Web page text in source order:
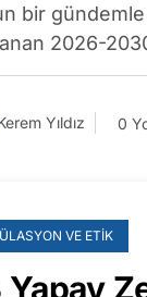
Kredi
bir gündemle
2026-
Yıldız 0
VE ETIK
Yapay